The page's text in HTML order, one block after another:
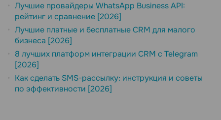
Лучшие провайдеры WhatsApp Business API:
рейтинг и сравнение [2026]
Лучшие платные и бесплатные CRM для малого
бизнеса [2026]
8 лучших платформ интеграции CRM с Telegram
[2026]
Как сделать SMS-рассылку: инструкция и советы
по эффективности [2026]